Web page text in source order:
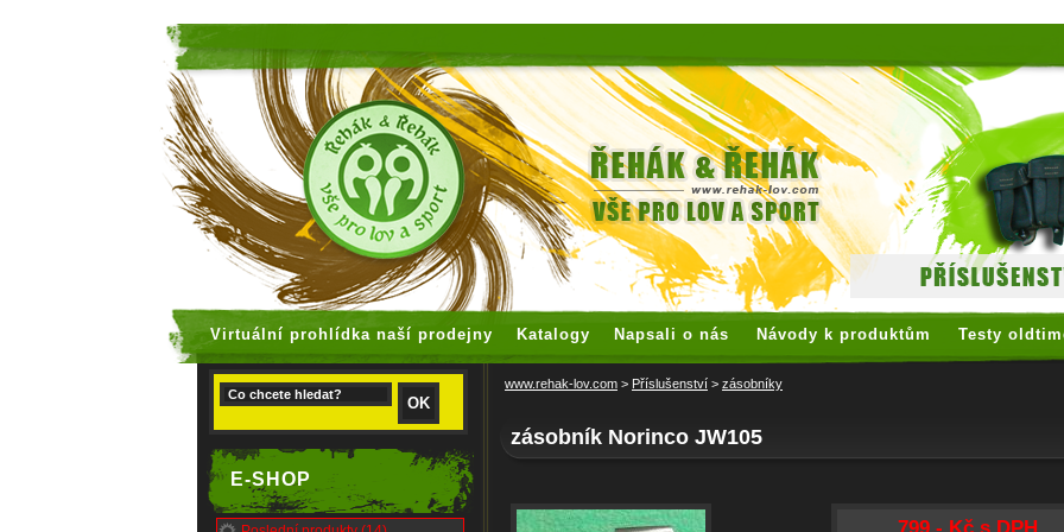
Virtuální prohlídka naší prodejny Katalogy Napsali o nás Návody k produktům Testy
E-SHOP
www.rehak-lov.com > Příslušenství > zásobníky
zásobník Norinco JW105